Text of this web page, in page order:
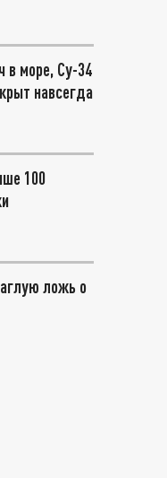
в море, Су-34
навсегда
100
ложь о